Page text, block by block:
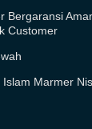
Bergaransi
Customer
Marmer